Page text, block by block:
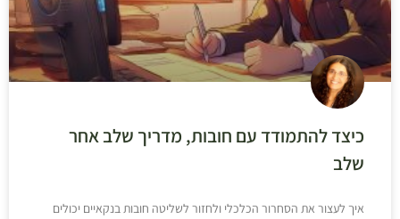
כיצד להתמודד עם חובות, מדריך שלב אחר
שלב
איך לעצור את הסחרור הכלכלי ולחזור לשליטה חובות בנקאיים יכולים